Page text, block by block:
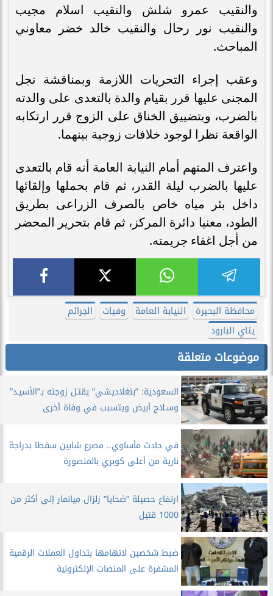
والنقيب عمرو شلش والنقيب اسلام مجيب
والنقيب نور رحال والنقيب خالد خضر معاوني
المباحث.
وعقب إجراء التحريات اللازمة وبمناقشة نجل
المجنى عليها قرر بقيام والدة بالتعدى على والدته
بالضرب، وبتضييق الخناق على الزوج قرر ارتكابه
الواقعة نظرا لوجود خلافات زوجية بينهما.
واعترف المتهم أمام النيابة العامة أنه قام بالتعدى
عليها بالضرب ليلة القدر، ثم قام بحملها وإلقائها
داخل بئر مياه خاص بالصرف الزراعى بطريق
الطود، معنيا دائرة المركز، ثم قام بتحرير المحضر
من أجل اغفاء جريمته.
محافظة البحيرة النيابة العامة وفيات
الجرائم
يتاي البارود
موضوعات متعلقة
السعودية: ”بنغلاديشي” يقتـل زوجته بـ”الأسيـد”
وسـلاح أبيض ويتسبب في وفاة أخرى
في حادث مأساوي.. مصرع شابين سقطا بدراجة
نارية من أعلى كوبري بالمنصورة
ارتفاع حصيلة ”ضحايا” زلزال ميانمار إلى أكثر من
1000 قتيل
ضبط شخصين لاتهامها بتداول العملات الرقمية
المشفرة على المنصات الإلكترونية